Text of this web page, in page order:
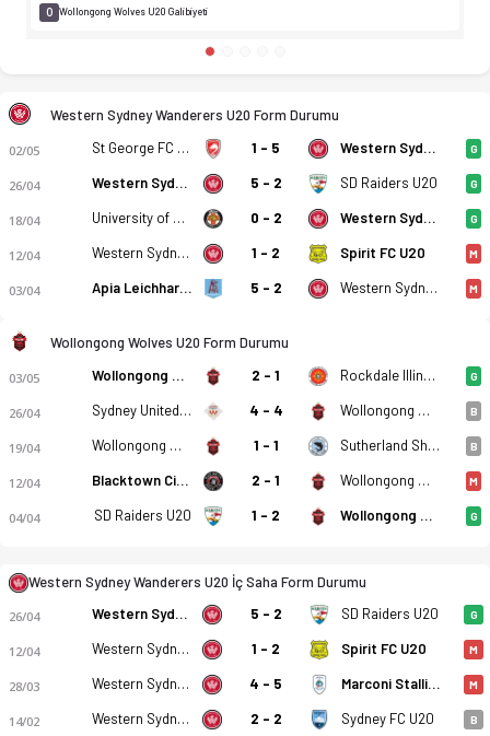
Western Sydney Wanderers U20 - Wollongong Wolves
0 Wollongong Wolves U20 Galibiyeti
Western Sydney Wanderers U20 Form Durumu
02/05 St George FC U20 1 - 5 Western Sydney Wanderers U20 G
26/04 Western Sydney Wanderers U20 5 - 2 SD Raiders U20 G
18/04 University of NSW U20 0 - 2 Western Sydney Wanderers U20 G
12/04 Western Sydney Wanderers U20 1 - 2 Spirit FC U20 M
03/04 Apia Leichhardt Tigers U20 5 - 2 Western Sydney Wanderers U20 M
Wollongong Wolves U20 Form Durumu
03/05 Wollongong Wolves U20 2 - 1 Rockdale Illinden U20 G
26/04 Sydney United U20 4 - 4 Wollongong Wolves U20 B
19/04 Wollongong Wolves U20 1 - 1 Sutherland Sharks U20 B
12/04 Blacktown City FC U20 2 - 1 Wollongong Wolves U20 M
04/04 SD Raiders U20 1 - 2 Wollongong Wolves U20 G
Western Sydney Wanderers U20 İç Saha Form Durumu
26/04 Western Sydney Wanderers U20 5 - 2 SD Raiders U20 G
12/04 Western Sydney Wanderers U20 1 - 2 Spirit FC U20 M
28/03 Western Sydney Wanderers U20 4 - 5 Marconi Stallions FK U20 M
14/02 Western Sydney Wanderers U20 2 - 2 Sydney FC U20 B